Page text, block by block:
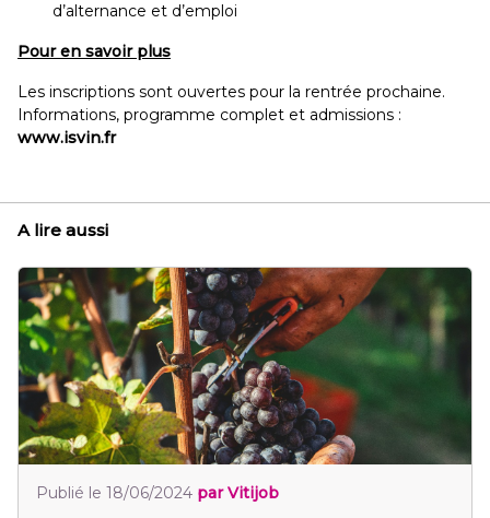
d’alternance et d’emploi
Pour en savoir plus
Les inscriptions sont ouvertes pour la rentrée prochaine.
Informations, programme complet et admissions :
www.isvin.fr
A lire aussi
Publié le 18/06/2024 par Vitijob